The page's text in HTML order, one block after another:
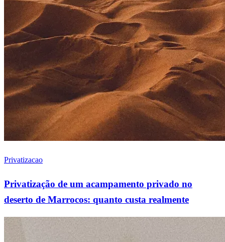
Privatizacao
Privatização de um acampamento privado no
deserto de Marrocos: quanto custa realmente